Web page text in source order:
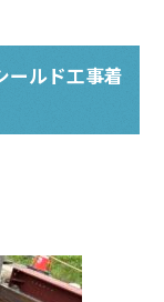
ールド工事着